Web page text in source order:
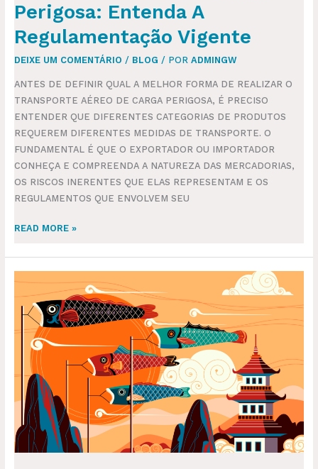
Perigosa: Entenda A
Regulamentação Vigente
DEIXE UM COMENTÁRIO / BLOG / POR ADMINGW
ANTES DE DEFINIR QUAL A MELHOR FORMA DE REALIZAR O
TRANSPORTE AÉREO DE CARGA PERIGOSA, É PRECISO
ENTENDER QUE DIFERENTES CATEGORIAS DE PRODUTOS
REQUEREM DIFERENTES MEDIDAS DE TRANSPORTE. O
FUNDAMENTAL É QUE O EXPORTADOR OU IMPORTADOR
CONHEÇA E COMPREENDA A NATUREZA DAS MERCADORIAS,
OS RISCOS INERENTES QUE ELAS REPRESENTAM E OS
REGULAMENTOS QUE ENVOLVEM SEU
READ MORE »
GOLDEN
WEEK
CHINA:
COMO
ANTECIPAR
A
IMPORTAÇÃO
DA
CARGA